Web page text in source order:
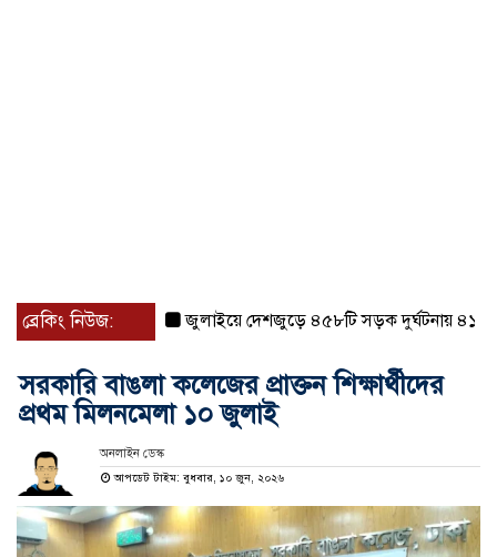
ব্রেকিং নিউজ: জুলাইয়ে দেশজুড়ে ৪৫৮টি সড়ক দুর্ঘটনায় ৪১৬ জন
সরকারি বাঙলা কলেজের প্রাক্তন শিক্ষার্থীদের
প্রথম মিলনমেলা ১০ জুলাই
অনলাইন ডেস্ক
আপডেট টাইম: বুধবার, ১০ জুন, ২০২৬